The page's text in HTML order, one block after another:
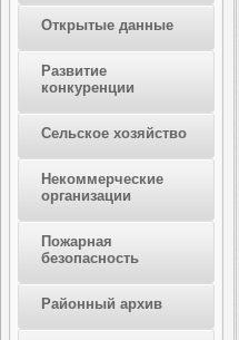
Открытые данные
Развитие
конкуренции
Сельское хозяйство
Некоммерческие
организации
Пожарная
безопасность
Районный архив